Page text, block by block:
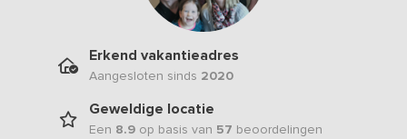
Erkend vakantieadres
Aangesloten sinds 2020
Geweldige locatie
Een 8.9 op basis van 57 beoordelingen